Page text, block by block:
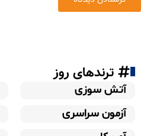
ترندهای روز
آتش سوزی
آزمون سراسری